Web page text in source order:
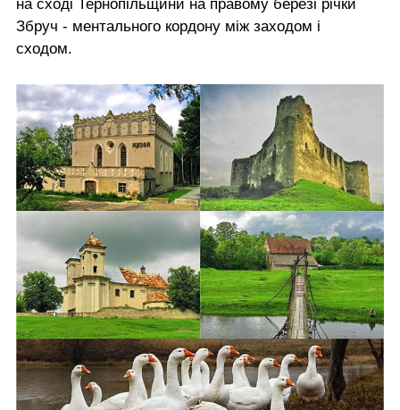
на сході Тернопільщини на правому березі річки
Збруч - ментального кордону між заходом і
сходом.